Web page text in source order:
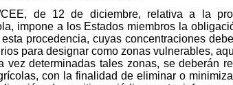
de 12 de diciembre, relativa a la
impone a los Estados miembros la
procedencia, cuyas concentraciones
para designar como zonas vulnerables,
determinadas tales zonas, se deberán
con la finalidad de eliminar o